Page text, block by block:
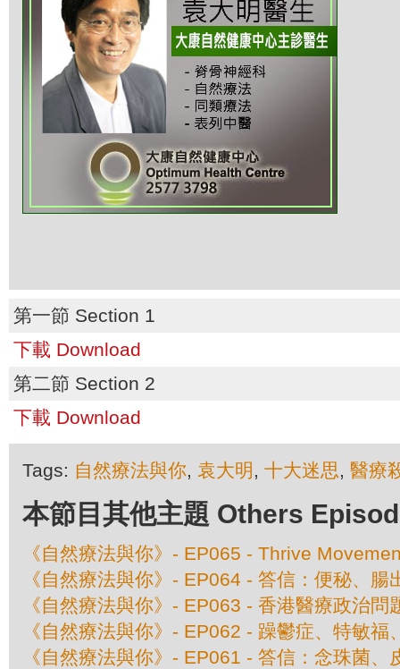
第一節 Section 1
下載 Download
第二節 Section 2
下載 Download
Tags: 自然療法與你, 袁大明 , 十大迷思, 醫療
本節目其他主題 Others
《自然療法與你》- EP065 - Thrive
《自然療法與你》- EP064 - 答信：便秘、
《自然療法與你》- EP063 - 香港醫療政治問
《自然療法與你》- EP062 - 躁鬱症、特敏福
《自然療法與你》- EP061 - 答信：念珠菌